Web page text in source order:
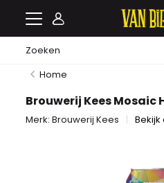
Home
Brouwerij Kees Mosaic
Merk:Brouwerij Kees Bekijk